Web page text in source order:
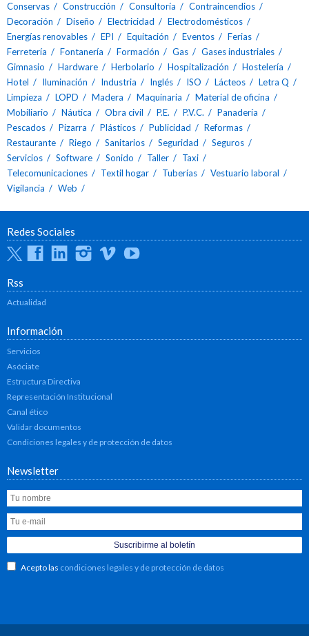
Conservas
Construcción Consultoría
Contraincendios
Decoración
Diseño Electricidad
Electrodomésticos
Energías renovables
EPI Equitación Eventos
Ferias
Ferretería
Fontanería Formación Gas
Gases industriales
Gimnasio
Hardware Herbolario Hospitalización
Hostelería
Hotel
Iluminación Industria Inglés ISO Lácteos
Letra Q
Limpieza
LOPD Madera Maquinaria
Material de oficina
Mobiliario
Náutica Obra civil P.E. P.V.C.
Panadería
Pescados
Pizarra Plásticos Publicidad
Reformas
Restaurante
Riego Sanitarios Seguridad
Seguros
Servicios
Software Sonido Taller
Taxi
Telecomunicaciones
Textil hogar Tuberías
Vestuario laboral
Vigilancia
Web
Redes Sociales
TwitterFacebookLinkedinInstagram
Vimeo
Rss
Actualidad
Información
Servicios
Asóciate
Estructura Directiva
Representación Institucional
Canal ético
Validar documentos
Condiciones legales y de protección de datos
Newsletter
Acepto las condiciones legales y de protección de datos